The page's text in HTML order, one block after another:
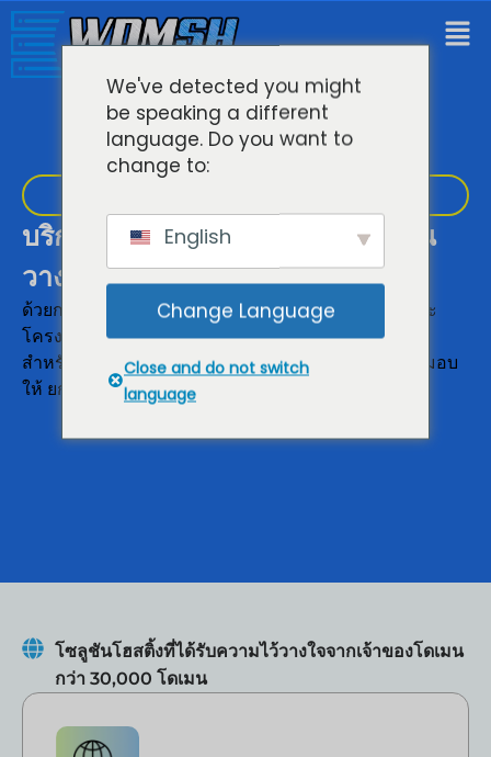
บริการเว็บโฮสติ้งคุณภาพเยี่ยมที่คุณ
วางใจได้
ด้วยการไว้วางใจให้เราดูแลความต้องการทางธุรกิจและ
โครงการของคุณ เรารับประกันเวลาการทำงาน 99.9%
สำหรับบริการเว็บโฮสติ้งและโซลูชันอื่นๆ ทั้งหมดที่เรามอบ
ให้ ยกเว้นการบำรุงรักษาตามกำหนดการ
โซลูชันโฮสติ้งที่ได้รับความไว้วางใจจากเจ้าของโดเมน
กว่า 30,000 โดเมน
We've detected you might
be speaking a different
language. Do you want to
change to:
English
Change Language
Close and do not switch
language